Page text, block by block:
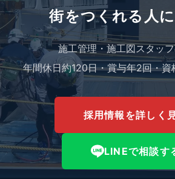
街をつくれる人に
施工管理・施工図スタッフ
年間休日約120日・賞与年2回・資
採用情報を詳しく
LINEで相談す